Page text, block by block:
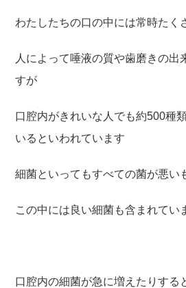
わたしたちの口の中には常時たく
人によって唾液の質や歯磨きの出
すが
口腔内がきれいな人でも約500種
いるといわれています
細菌といってもすべての菌が悪い
この中には良い細菌も含まれてい
口腔内の細菌が急に増えたりする